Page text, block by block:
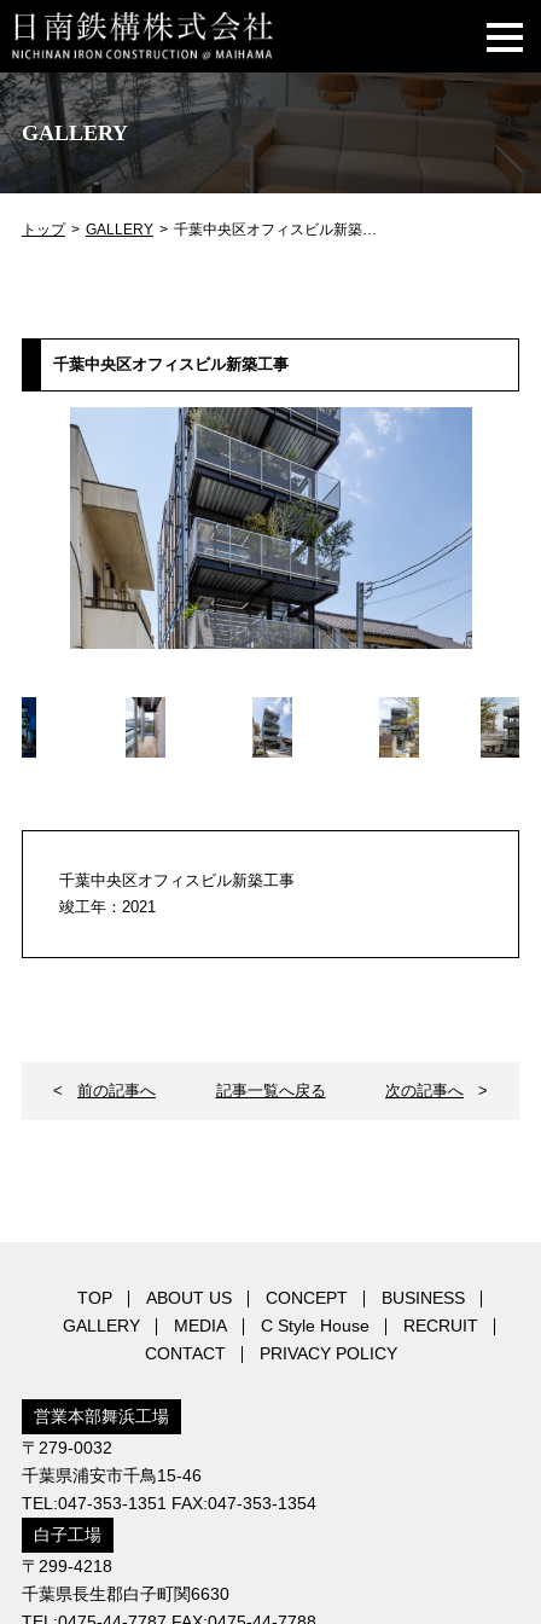
GALLERY
トップ GALLERY 千葉中央区オフィスビル新築工事
千葉中央区オフィスビル新築工事
千葉中央区オフィスビル新築工事
竣工年：2021
< 前の記事へ 記事一覧へ戻る 次の記事へ >
TOP ABOUT US CONCEPT
BUSINESS
GALLERY
MEDIA C Style House
RECRUIT
CONTACT
PRIVACY POLICY
営業本部舞浜工場
〒279-0032
千葉県浦安市千鳥15-46
TEL:047-353-1351 FAX:047-353-1354
白子工場
〒299-4218
千葉県長生郡白子町関6630